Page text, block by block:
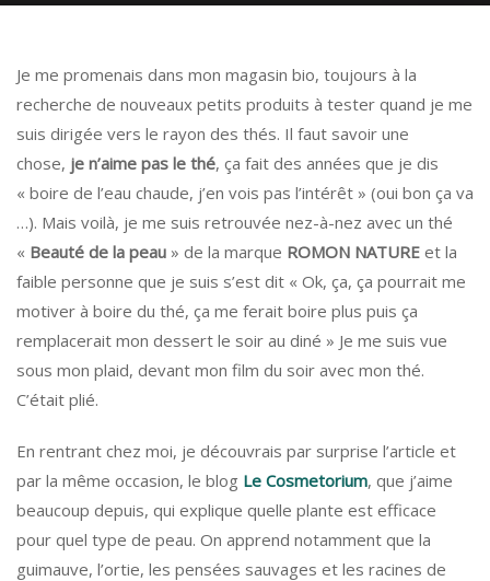
Je me promenais dans mon magasin bio, toujours à la
recherche de nouveaux petits produits à tester quand je me
suis dirigée vers le rayon des thés. Il faut savoir une
chose, je n’aime pas le thé, ça fait des années que je dis
« boire de l’eau chaude, j’en vois pas l’intérêt » (oui bon ça va
…). Mais voilà, je me suis retrouvée nez-à-nez avec un thé
« Beauté de la peau » de la marque ROMON NATURE et la
faible personne que je suis s’est dit « Ok, ça, ça pourrait me
motiver à boire du thé, ça me ferait boire plus puis ça
remplacerait mon dessert le soir au diné » Je me suis vue
sous mon plaid, devant mon film du soir avec mon thé.
C’était plié.
En rentrant chez moi, je découvrais par surprise l’article et
par la même occasion, le blog Le Cosmetorium, que j’aime
beaucoup depuis, qui explique quelle plante est efficace
pour quel type de peau. On apprend notamment que la
guimauve, l’ortie, les pensées sauvages et les racines de